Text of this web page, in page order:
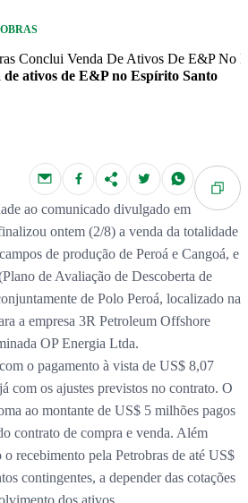
Conclui Venda De Ativos De E&P No
ativos de E&P no Espírito Santo
ao comunicado divulgado em
ontem (2/8) a venda da totalidade
de produção de Peroá e Cangoá, e
de Avaliação de Descoberta de
de Polo Peroá, localizado na
a empresa 3R Petroleum Offshore
OP Energia Ltda.
o pagamento à vista de US$ 8,07
com os ajustes previstos no contrato. O
ao montante de US$ 5 milhões pagos
contrato de compra e venda. Além
o recebimento pela Petrobras de até US$
contingentes, a depender das cotações
dos ativos.